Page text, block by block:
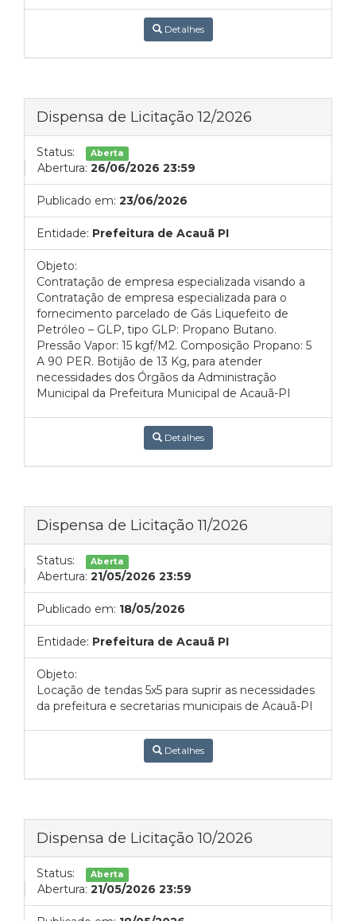
Detalhes
Dispensa de Licitação 12/2026
Status: Aberta
Abertura: 26/06/2026 23:59
Publicado em: 23/06/2026
Entidade: Prefeitura de Acauã PI
Objeto:
Contratação de empresa especializada visando a
Contratação de empresa especializada para o
fornecimento parcelado de Gás Liquefeito de
Petróleo – GLP, tipo GLP: Propano Butano.
Pressão Vapor: 15 kgf/M2. Composição Propano: 5
A 90 PER. Botijão de 13 Kg, para atender
necessidades dos Órgãos da Administração
Municipal da Prefeitura Municipal de Acauã-PI
Detalhes
Dispensa de Licitação 11/2026
Status: Aberta
Abertura: 21/05/2026 23:59
Publicado em: 18/05/2026
Entidade: Prefeitura de Acauã PI
Objeto:
Locação de tendas 5x5 para suprir as necessidades
da prefeitura e secretarias municipais de Acauã-PI
Detalhes
Dispensa de Licitação 10/2026
Status: Aberta
Abertura: 21/05/2026 23:59